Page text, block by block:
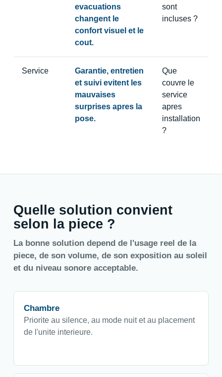
evacuations
changent le
confort visuel et le
cout.
sont
incluses ?
Service
Garantie, entretien
et suivi evitent les
mauvaises
surprises apres la
pose.
Que
couvre le
service
apres
installation
?
Quelle solution convient
selon la piece ?
La bonne solution depend de l'usage reel de la
piece, de son volume, de son exposition au soleil
et du niveau sonore acceptable.
Chambre
Priorite au silence, au mode nuit et au placement
de l'unite interieure.